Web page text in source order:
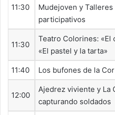
11:30
Mudejoven y Talleres
participativos
11:30
Teatro Colorines: «El
«El pastel y la tarta»
11:40 Los bufones de la
12:00
Ajedrez viviente y La
capturando soldados